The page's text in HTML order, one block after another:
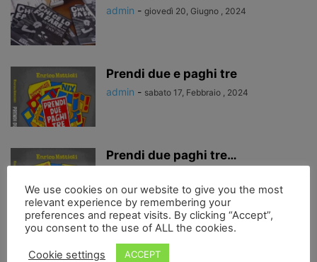
admin - giovedì 20, Giugno , 2024
Prendi due e paghi tre
admin - sabato 17, Febbraio , 2024
Prendi due paghi tre…
sabato 6, Gennaio , 2024
Ancora sul Gatto Randagio…
risposte ad alcune domande…
We use cookies on our website to give you the most
relevant experience by remembering your
preferences and repeat visits. By clicking “Accept”,
you consent to the use of ALL the cookies.
Cookie settings ACCEPT